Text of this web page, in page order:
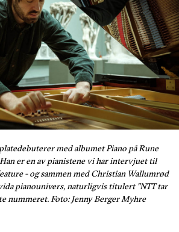
med albumet Piano på Rune
er en av pianistene vi har intervjuet til
- og sammen med Christian Wallumrød
pianounivers, naturligvis titulert "NTT tar
nummeret. Foto: Jenny Berger Myhre